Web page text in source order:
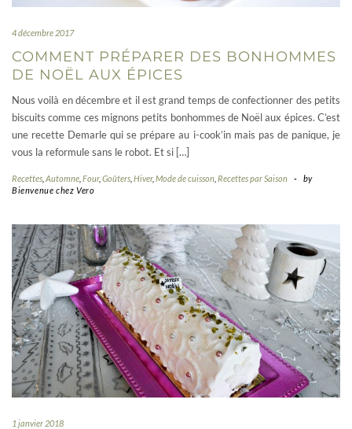
4 décembre 2017
COMMENT PRÉPARER DES BONHOMMES
DE NOËL AUX ÉPICES
Nous voilà en décembre et il est grand temps de confectionner des petits
biscuits comme ces mignons petits bonhommes de Noël aux épices. C’est
une recette Demarle qui se prépare au i-cook’in mais pas de panique, je
vous la reformule sans le robot. Et si […]
Recettes Automne Four, Goûters Hiver, Mode de cuisson Recettes par Saison -
by
Bienvenue chez Vero
1 janvier 2018